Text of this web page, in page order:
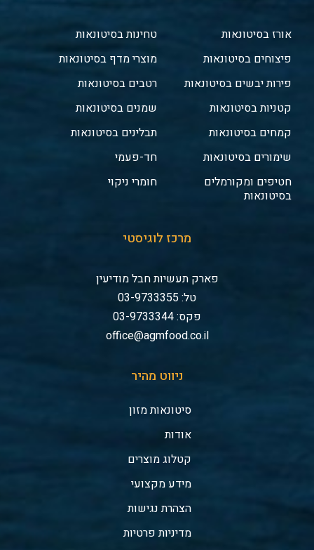
אורז בסיטונאות
פיצוחים בסיטונאות
פירות יבשים בסיטונאות
קטניות בסיטונאות
קמחים בסיטונאות
שימורים בסיטונאות
חטיפים ומקורמלים
בסיטונאות
טחינות בסיטונאות
מוצרי מדף בסיטונאות
רטבים בסיטונאות
שמנים בסיטונאות
תבלינים בסיטונאות
חד-פעמי
חומרי ניקוי
מרכז לוגיסטי
פארק תעשיות חבל מודיעין
טל: 03-9733355
פקס: 03-9733344
office@agmfood.co.il
ניווט מהיר
סיטונאות מזון
אודות
קטלוג מוצרים
מידע מקצועי
הצהרת נגישות
מדיניות פרטיות